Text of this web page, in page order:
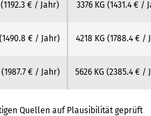
(1192.3 € / Jahr) 3376 KG (1431.4 € /
(1490.8 € / Jahr) 4218 KG (1788.4 € /
(1987.7 € / Jahr) 5626 KG (2385.4 € /
Quellen auf Plausibilität geprüft